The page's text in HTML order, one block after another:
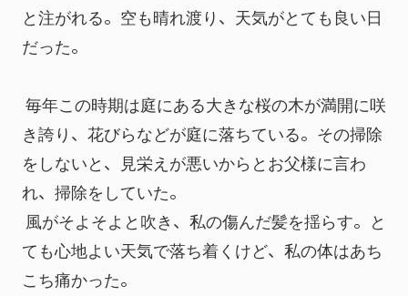
と注がれる。空も晴れ渡り、天気がとても良い日
だった。
毎年この時期は庭にある大きな桜の木が満開に咲
き誇り、花びらなどが庭に落ちている。その掃除
をしないと、見栄えが悪いからとお父様に言わ
れ、掃除をしていた。
風がそよそよと吹き、私の傷んだ髪を揺らす。と
ても心地よい天気で落ち着くけど、私の体はあち
こち痛かった。